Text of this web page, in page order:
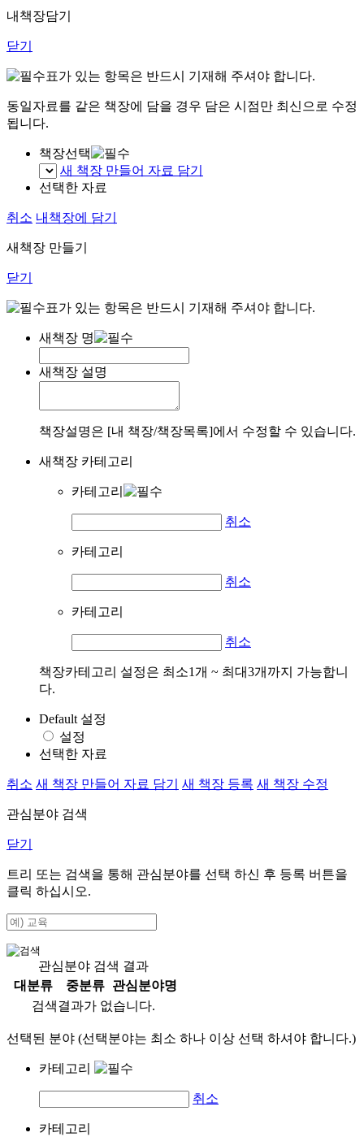
내책장담기
닫기
표가 있는 항목은 반드시 기재해 주셔야 합니다.
동일자료를 같은 책장에 담을 경우 담은 시점만 최신으로 수정
됩니다.
책장선택
새 책장 만들어 자료 담기
선택한 자료
취소 내책장에 담기
새책장 만들기
닫기
표가 있는 항목은 반드시 기재해 주셔야 합니다.
새책장 명
새책장 설명
책장설명은 [내 책장/책장목록]에서 수정할 수 있습니다.
새책장 카테고리
카테고리
취소
카테고리
취소
카테고리
취소
책장카테고리 설정은 최소1개 ~ 최대3개까지 가능합니
다.
Default 설정
설정
선택한 자료
취소 새 책장 만들어 자료 담기 새 책장 등록 새 책장 수정
관심분야 검색
닫기
트리 또는 검색을 통해 관심분야를 선택 하신 후 등록 버튼을
클릭 하십시오.
관심분야 검색 결과
대분류
중분류
관심분야명
검색결과가 없습니다.
선택된 분야 (선택분야는 최소 하나 이상 선택 하셔야 합니다.)
카테고리
취소
카테고리